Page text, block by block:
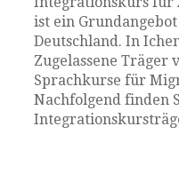
ist ein
Deutschland. In
Zugelassene Träger
Sprachkurse für
Nachfolgend finden